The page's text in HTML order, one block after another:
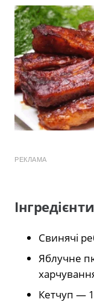
РЕКЛАМА
Свинячі
Яблучне
Кетчуп —